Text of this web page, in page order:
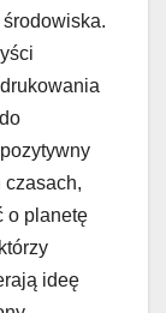
czasach,
o planetę
ideę